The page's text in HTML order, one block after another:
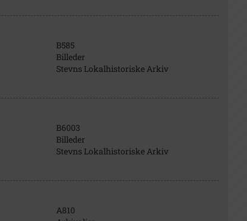
B585
Billeder
Stevns Lokalhistoriske Arkiv
B6003
Billeder
Stevns Lokalhistoriske Arkiv
A810